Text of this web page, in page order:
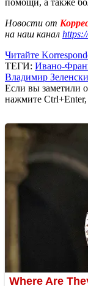
Новости от
на наш канал
Читайте
ТЕГИ: Ивано-
Владимир
Если вы заметили
нажмите